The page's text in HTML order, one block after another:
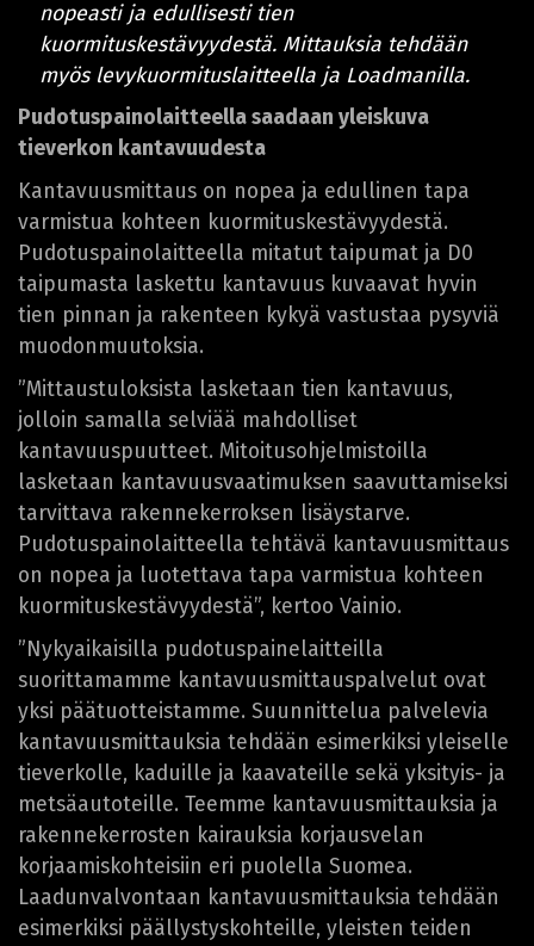
nopeasti ja edullisesti tien
kuormituskestävyydestä. Mittauksia tehdään
myös levykuormituslaitteella ja Loadmanilla.
Pudotuspainolaitteella saadaan yleiskuva
tieverkon kantavuudesta
Kantavuusmittaus on nopea ja edullinen tapa
varmistua kohteen kuormituskestävyydestä.
Pudotuspainolaitteella mitatut taipumat ja D0
taipumasta laskettu kantavuus kuvaavat hyvin
tien pinnan ja rakenteen kykyä vastustaa pysyviä
muodonmuutoksia.
”Mittaustuloksista lasketaan tien kantavuus,
jolloin samalla selviää mahdolliset
kantavuuspuutteet. Mitoitusohjelmistoilla
lasketaan kantavuusvaatimuksen saavuttamiseksi
tarvittava rakennekerroksen lisäystarve.
Pudotuspainolaitteella tehtävä kantavuusmittaus
on nopea ja luotettava tapa varmistua kohteen
kuormituskestävyydestä”, kertoo Vainio.
”Nykyaikaisilla pudotuspainelaitteilla
suorittamamme kantavuusmittauspalvelut ovat
yksi päätuotteistamme. Suunnittelua palvelevia
kantavuusmittauksia tehdään esimerkiksi yleiselle
tieverkolle, kaduille ja kaavateille sekä yksityis- ja
metsäautoteille. Teemme kantavuusmittauksia ja
rakennekerrosten kairauksia korjausvelan
korjaamiskohteisiin eri puolella Suomea.
Laadunvalvontaan kantavuusmittauksia tehdään
esimerkiksi päällystyskohteille, yleisten teiden